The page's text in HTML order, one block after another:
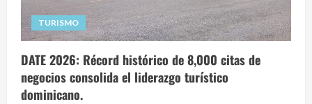
TURISMO
DATE 2026: Récord histórico de 8,000 citas de
negocios consolida el liderazgo turístico
dominicano.